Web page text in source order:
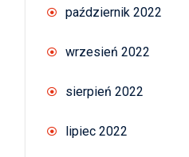
październik 2022
wrzesień 2022
sierpień 2022
lipiec 2022